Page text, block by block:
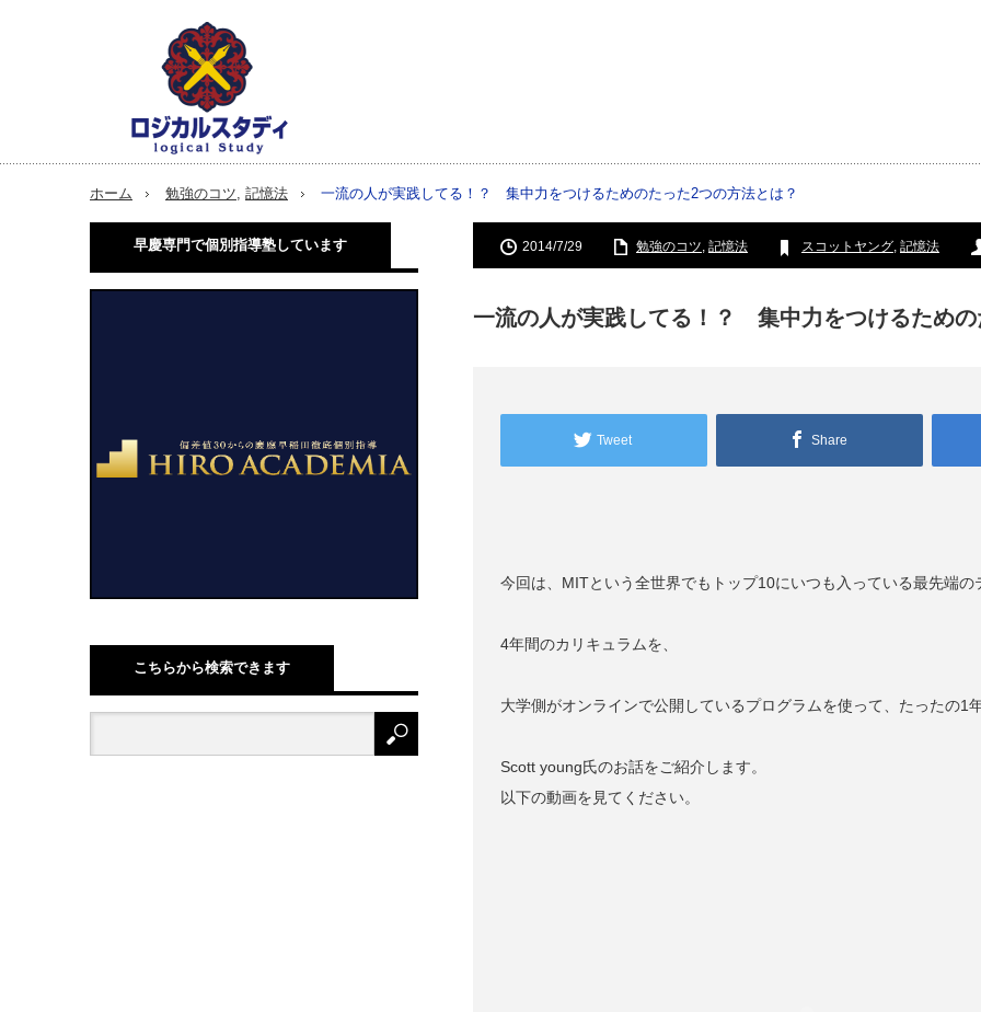
ホーム 勉強のコツ, 記憶法 一流の人が実践してる！？ 集中力をつけるためのたった2つの方法とは？
2014/7/29 勉強のコツ, 記憶法 スコットヤング, 記憶法
一流の人が実践してる！？ 集中力をつけるため
Tweet Share
今回は、MITという全世界でもトップ10にいつも入っている最先端
4年間のカリキュラムを、
大学側がオンラインで公開しているプログラムを使って、たったの1
Scott young氏のお話をご紹介します。
以下の動画を見てください。
早慶専門で個別指導塾しています
こちらから検索できます